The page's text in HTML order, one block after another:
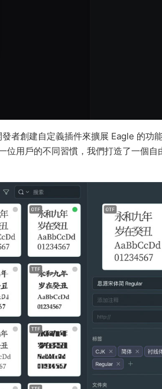
者創建自定義插件來擴展 Eagle 的功
位用戶的不同習慣，我們打造了一個自